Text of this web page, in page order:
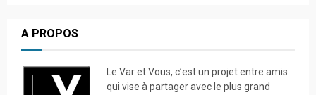
A PROPOS
Le Var et Vous, c’est un projet entre amis
qui vise à partager avec le plus grand